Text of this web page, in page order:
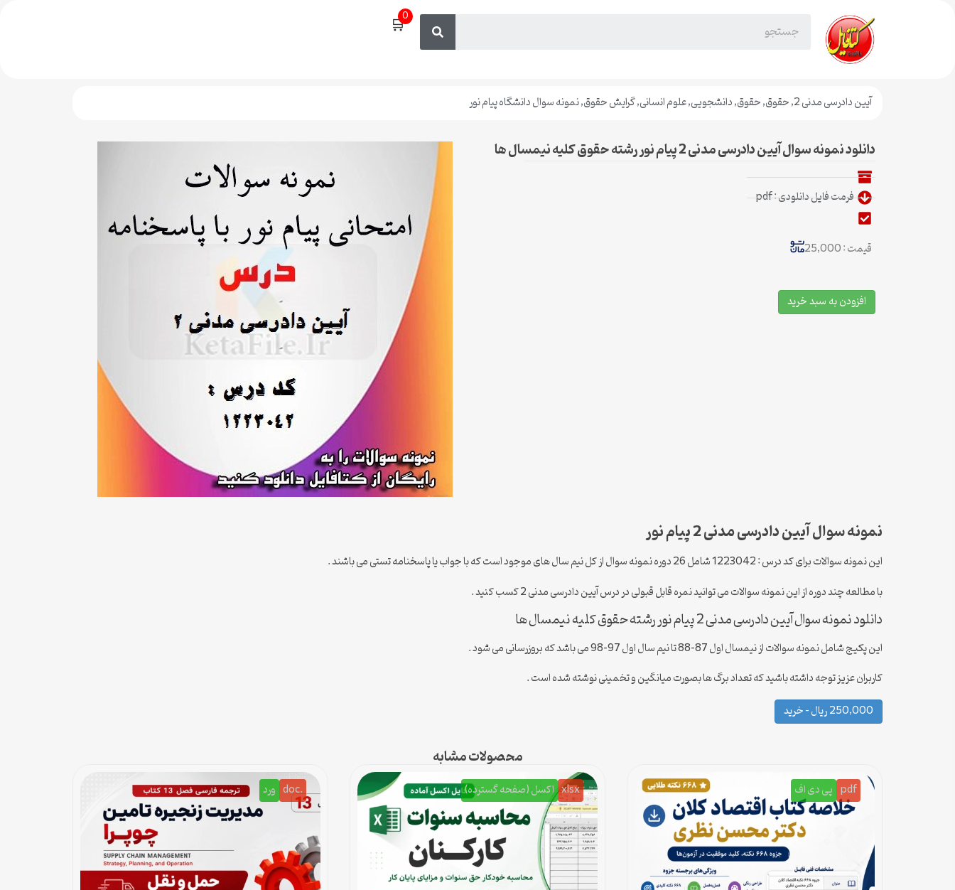
🛒0
آیین دادرسی مدنی 2 ,حقوق,حقوق,دانشجویی,علوم انسانی,گرایش حقوق,نمونه سوال دانشگاه پیام نور
دانلود نمونه سوال آیین دادرسی مدنی 2 پیام نور رشته حقوق کلیه نیمسال ها
فرمت فایل دانلودی : pdf
قیمت : 25,000
افزودن به سبد خرید
نمونه سوال آیین دادرسی مدنی 2 پیام نور
این نمونه سوالات برای کد درس : 1223042 شامل 26 دوره نمونه سوال از کل نیم سال های موجود است که با جواب یا پاسخنامه تستی می باشند .
با مطالعه چند دوره از این نمونه سوالات می توانید نمره قابل قبولی در درس آیین دادرسی مدنی 2 کسب کنید .
دانلود نمونه سوال آیین دادرسی مدنی 2 پیام نور رشته حقوق کلیه نیمسال ها
این پکیج شامل نمونه سوالات از نیمسال اول 87-88 تا نیم سال اول 97-98 می باشد که بروزرسانی می شود .
کاربران عزیز توجه داشته باشید که تعداد برگ ها بصورت میانگین و تخمینی نوشته شده است .
250,000 ریال – خرید
محصولات مشابه
pdf پی دی اف xlsx اکسل (صفحه گسترده) .doc ورد